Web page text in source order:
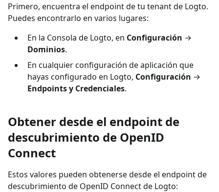
Primero, encuentra el endpoint de tu tenant de Logto.
Puedes encontrarlo en varios lugares:
En la Consola de Logto, en Configuración →
Dominios.
En cualquier configuración de aplicación que
hayas configurado en Logto, Configuración →
Endpoints y Credenciales.
Obtener desde el endpoint de
descubrimiento de OpenID
Connect
Estos valores pueden obtenerse desde el endpoint de
descubrimiento de OpenID Connect de Logto: